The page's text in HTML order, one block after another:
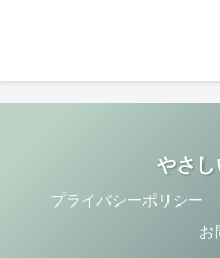
やさ
プライバシーポリシー
お